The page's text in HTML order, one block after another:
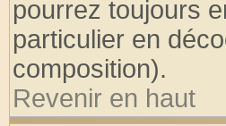
pourrez toujours
particulier en
composition).
Revenir en haut